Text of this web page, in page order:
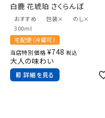
白鹿 花琥珀 さくらんぼ
おすすめ 包装×
のし×
300ml
宅配便（冷蔵可）
当店特別価格 ¥748 税込
大人の味わい
詳細を見る